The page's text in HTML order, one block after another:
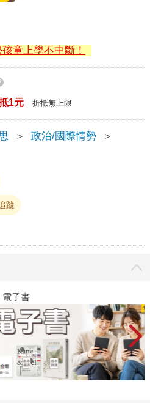
童上學不中斷！
1元 折抵無上限
＞ 政治/國際情勢
＞
蹤